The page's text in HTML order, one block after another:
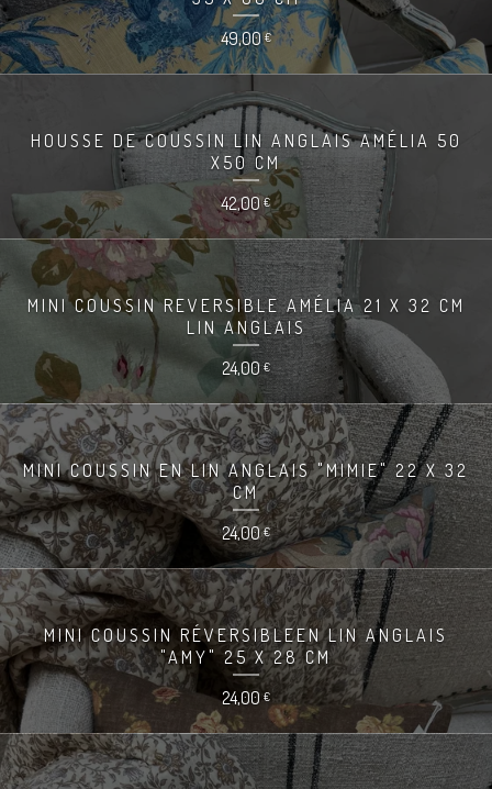
49,00€
HOUSSE DE COUSSIN LIN ANGLAIS AMÉLIA 50
X50 CM
42,00€
MINI COUSSIN REVERSIBLE AMÉLIA 21 X 32 CM
LIN ANGLAIS
24,00€
MINI COUSSIN EN LIN ANGLAIS "MIMIE" 22 X 32
CM
24,00€
MINI COUSSIN RÉVERSIBLEEN LIN ANGLAIS
"AMY" 25 X 28 CM
24,00€